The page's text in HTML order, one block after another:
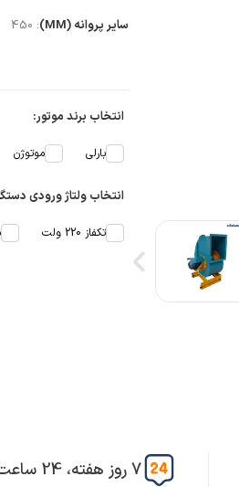
سایر پروانه (MM)
: 450
انتخاب برند موتور:
بارلی موتوژن
انتخاب ولتاژ ورودی
تکفاز 220 ولت
7 روز هفته، 24 ساعت